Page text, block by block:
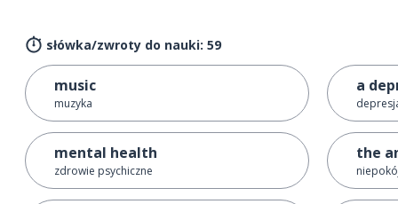
słówka/zwroty do nauki: 59
music
muzyka
mental health
zdrowie psychiczne
a
the